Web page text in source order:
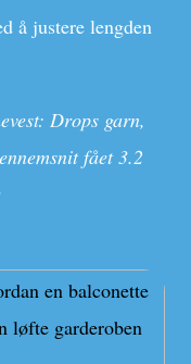
å justere lengden
Drops garn,
fået3.2